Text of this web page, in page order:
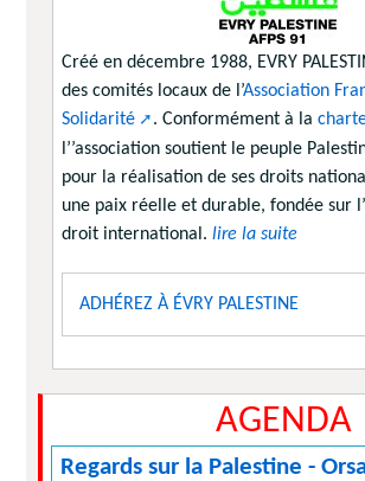
Créé en décembre 1988, EVRY
des comités locaux de l’Association
Solidarité
. Conformément à la charte
l’’association soutient le peuple
pour la réalisation de ses droits
une paix réelle et durable, fondée sur
droit international. lire la suite
ADHÉREZ À ÉVRY PALESTINE
AGENDA
Regards sur la Palestine -